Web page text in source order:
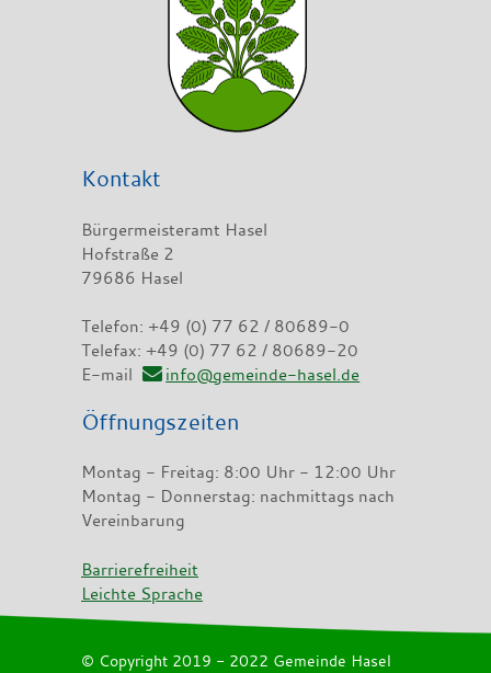
Kontakt
Bürgermeisteramt Hasel
Hofstraße 2
79686 Hasel
Telefon: +49 (0) 77 62 / 80689-0
Telefax: +49 (0) 77 62 / 80689-20
E-mail
info@gemeinde-hasel.de
Öffnungszeiten
Montag - Freitag: 8:00 Uhr - 12:00 Uhr
Montag - Donnerstag: nachmittags nach
Vereinbarung
Barrierefreiheit
Leichte Sprache
© Copyright 2019 - 2022 Gemeinde Hasel